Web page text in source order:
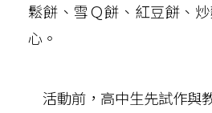
鬆餅、雪Ｑ餅、紅豆餅、
心。
活動前，高中生先試作與